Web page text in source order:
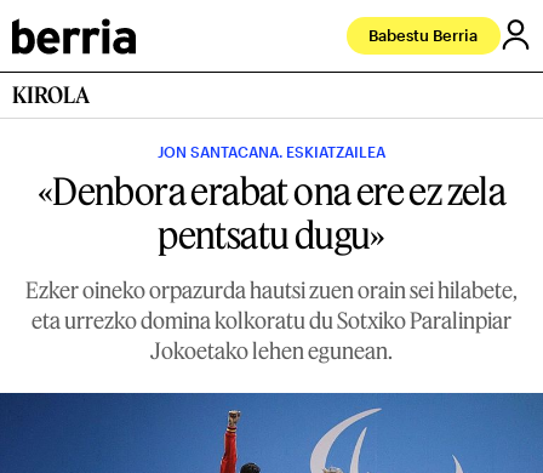
Babestu Berria
KIROLA
JON SANTACANA. ESKIATZAILEA
«Denbora erabat ona ere ez zela
pentsatu dugu»
Ezker oineko orpazurda hautsi zuen orain sei hilabete,
eta urrezko domina kolkoratu du Sotxiko Paralinpiar
Jokoetako lehen egunean.